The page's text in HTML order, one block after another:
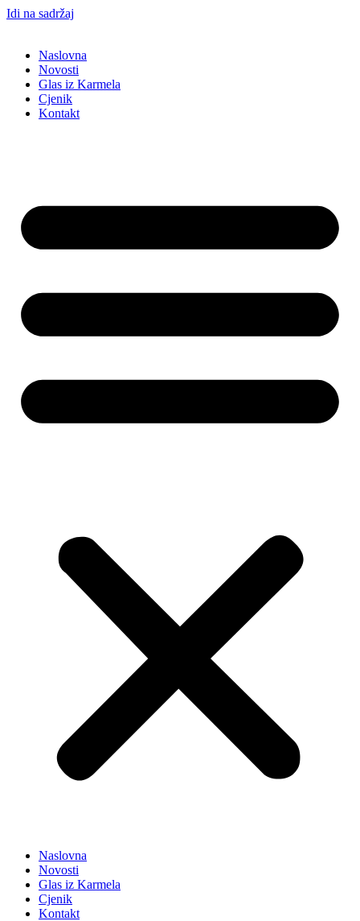
Idi na sadržaj
Naslovna
Novosti
Glas iz Karmela
Cjenik
Kontakt
Naslovna
Novosti
Glas iz Karmela
Cjenik
Kontakt